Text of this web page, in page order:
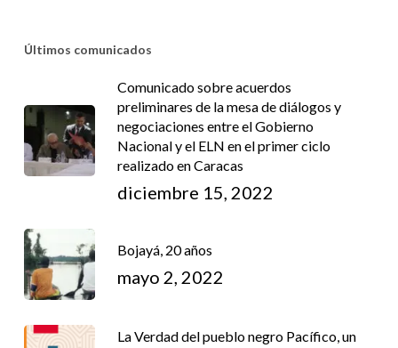
Últimos comunicados
Comunicado sobre acuerdos
preliminares de la mesa de diálogos y
negociaciones entre el Gobierno
Nacional y el ELN en el primer ciclo
realizado en Caracas
diciembre 15, 2022
Bojayá, 20 años
mayo 2, 2022
La Verdad del pueblo negro Pacífico, un